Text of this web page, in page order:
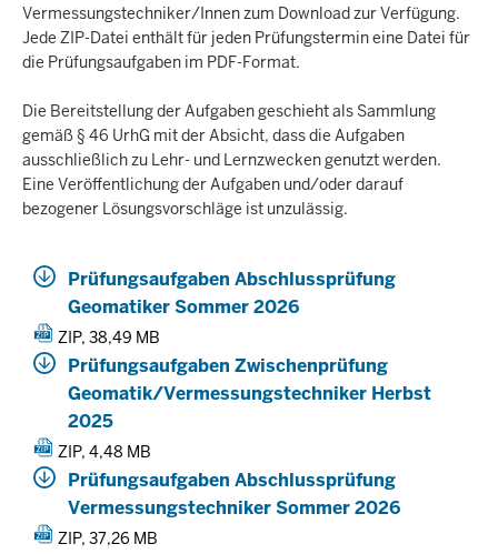
Vermessungstechniker/Innen zum Download zur Verfügung.
Jede ZIP-Datei enthält für jeden Prüfungstermin eine Datei für
die Prüfungsaufgaben im PDF-Format.
Die Bereitstellung der Aufgaben geschieht als Sammlung
gemäß § 46 UrhG mit der Absicht, dass die Aufgaben
ausschließlich zu Lehr- und Lernzwecken genutzt werden.
Eine Veröffentlichung der Aufgaben und/oder darauf
bezogener Lösungsvorschläge ist unzulässig.
Prüfungsaufgaben Abschlussprüfung
Geomatiker Sommer 2026
ZIP, 38,49 MB
Prüfungsaufgaben Zwischenprüfung
Geomatik/Vermessungstechniker Herbst
2025
ZIP, 4,48 MB
Prüfungsaufgaben Abschlussprüfung
Vermessungstechniker Sommer 2026
ZIP, 37,26 MB